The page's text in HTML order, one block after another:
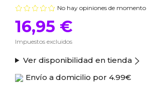
No hay opiniones de momento
16,95 €
Impuestos excluidos
Ver disponibilidad en tienda
Envío a domicilio por 4.99€